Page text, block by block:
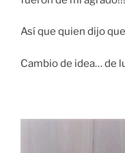
Así que quien dijo
Cambio de idea… de